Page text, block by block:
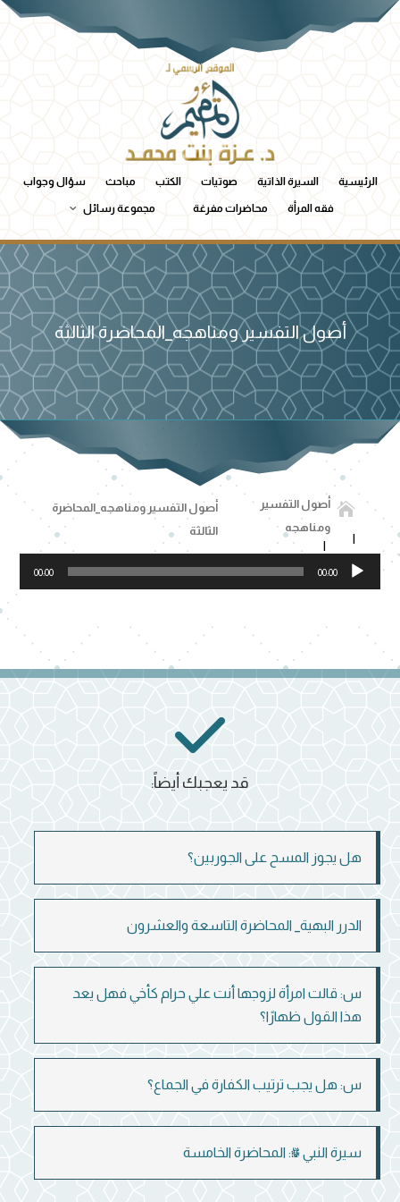
الرئيسية السيرة الذاتية صوتيات الكتب مباحث سؤال وجواب
فقه المرأة محاضرات مفرغة مجموعة رسائل
أصول التفسير ومناهجه_المحاضرة الثالثة
 أصول التفسير
ومناهجه
أصول التفسير ومناهجه_المحاضرة
الثالثة
مشغل
الصوت
00:00
00:00
هل يجوز المسح على الجوربين؟
الدرر البهية_ المحاضرة التاسعة والعشرون
س: قالت امرأة لزوجها أنت علي حرام كأخي فهل يعد
هذا القول ظهارًا؟
س: هل يجب ترتيب الكفارة في الجماع؟
سيرة النبي ﷺ: المحاضرة الخامسة
قد يعجبك أيضاً: